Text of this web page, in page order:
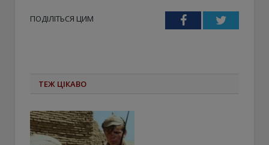
ПОДІЛІТЬСЯ ЦИМ FacebookTwitter
ТЕЖ ЦІКАВО